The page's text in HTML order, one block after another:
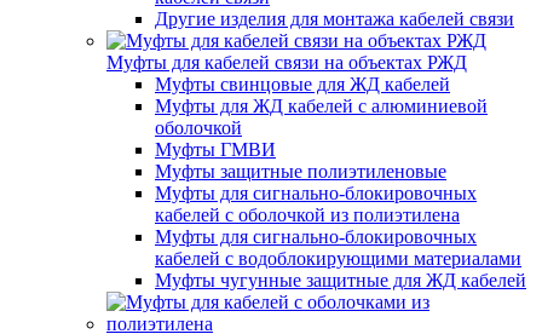
Другие изделия для монтажа кабелей связи
Муфты для кабелей связи на объектах РЖД
Муфты свинцовые для ЖД кабелей
Муфты для ЖД кабелей с алюминиевой
оболочкой
Муфты ГМВИ
Муфты защитные полиэтиленовые
Муфты для сигнально-блокировочных
кабелей с оболочкой из полиэтилена
Муфты для сигнально-блокировочных
кабелей с водоблокирующими материалами
Муфты чугунные защитные для ЖД кабелей